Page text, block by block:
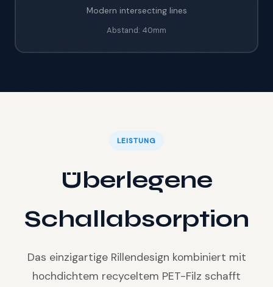
Modern intersecting lines
Abstand: 40mm
LEISTUNG
Überlegene
Schallabsorption
Das einzigartige Rillendesign kombiniert mit
hochdichtem recyceltem PET-Filz schafft